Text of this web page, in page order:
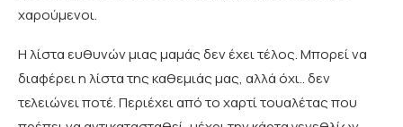
χαρούμενοι.
Η λίστα ευθυνών μιας μαμάς δεν έχει τέλος. Μπορεί να
διαφέρει η λίστα της καθεμιάς μας, αλλά όχι.. δεν
τελειώνει ποτέ. Περιέχει από το χαρτί τουαλέτας που